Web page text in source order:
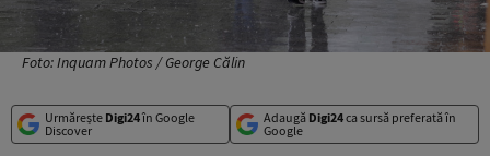
Foto: Inquam Photos / George Călin
Urmărește Digi24în Google
Discover
Adaugă Digi24ca sursă preferată în
Google